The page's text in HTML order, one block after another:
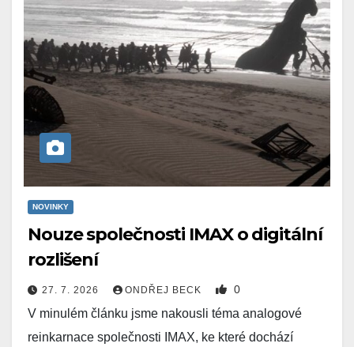
NOVINKY
Nouze společnosti IMAX o digitální
rozlišení
27. 7. 2026 ONDŘEJ BECK 0
V minulém článku jsme nakousli téma analogové
reinkarnace společnosti IMAX, ke které dochází